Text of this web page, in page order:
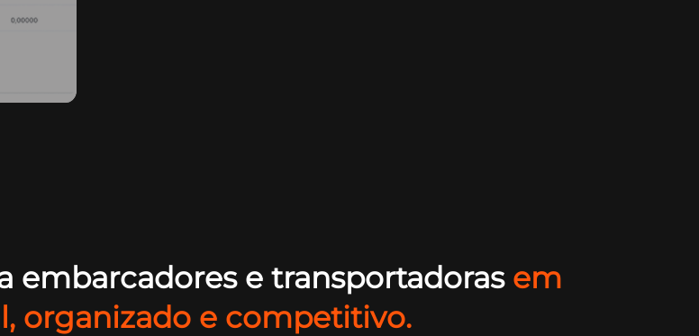
embarcadores e transportadoras em
organizado e competitivo.